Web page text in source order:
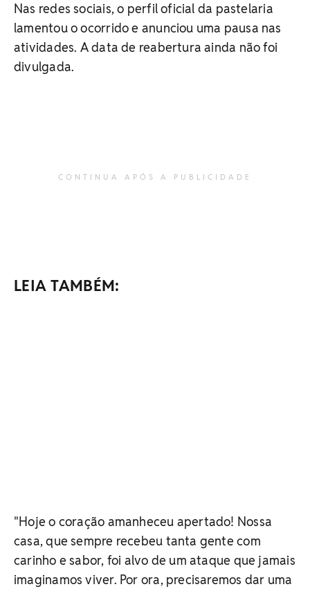
Nas redes sociais, o perfil oficial da pastelaria
lamentou o ocorrido e anunciou uma pausa nas
atividades. A data de reabertura ainda não foi
divulgada.
CONTINUA APÓS A PUBLICIDADE
LEIA TAMBÉM:
"Hoje o coração amanheceu apertado! Nossa
casa, que sempre recebeu tanta gente com
carinho e sabor, foi alvo de um ataque que jamais
imaginamos viver. Por ora, precisaremos dar uma